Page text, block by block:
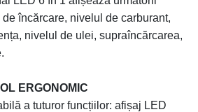
încărcare, nivelul de carburant,
nivelul de ulei, supraîncărcarea,
ERGONOMIC
a tuturor funcțiilor: afișaj LED